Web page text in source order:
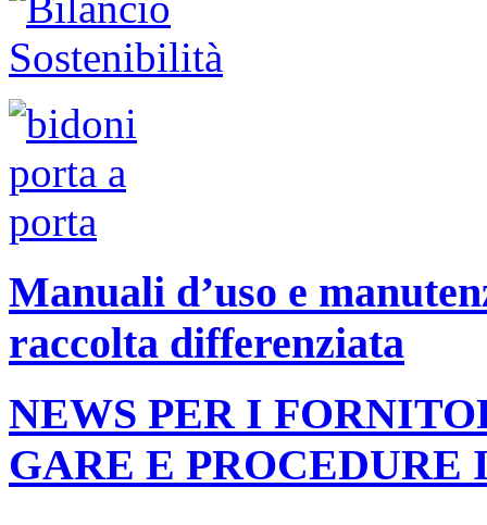
Manuali d’uso e
raccolta differenziata
NEWS PER I
GARE E PROCEDURE